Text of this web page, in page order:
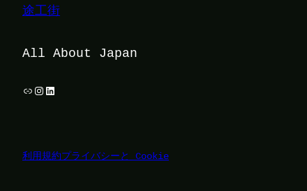
途工街
All About Japan
リンク Instagram LinkedIn
利用規約プライバシーと Cookie